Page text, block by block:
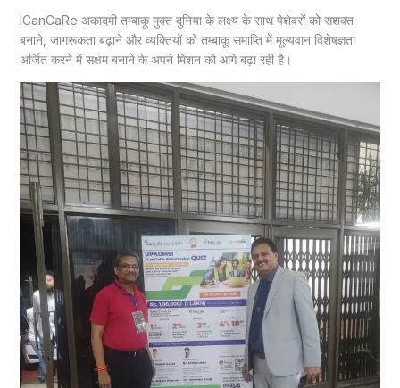
ICanCaRe अकादमी तम्बाकू मुक्त दुनिया के लक्ष्य के साथ पेशेवरों को सशक्त
बनाने, जागरूकता बढ़ाने और व्यक्तियों को तम्बाकू समाप्ति में मूल्यवान विशेषज्ञता
अर्जित करने में सक्षम बनाने के अपने मिशन को आगे बढ़ा रही है।